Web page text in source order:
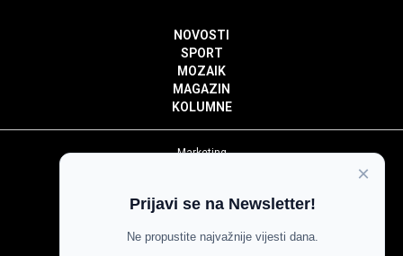
NOVOSTI
SPORT
MOZAIK
MAGAZIN
KOLUMNE
Marketing
Impressum
Pravila komentiranja
×
Prijavi se na Newsletter!
Ne propustite najvažnije vijesti dana.